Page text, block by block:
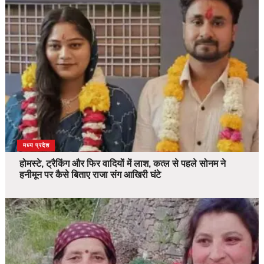
देश
मध्य प्रदेश
होमस्टे, ट्रैकिंग और फिर वादियों में लाश, कत्ल से पहले सोनम ने
हनीमून पर कैसे बिताए राजा संग आखिरी घंटे